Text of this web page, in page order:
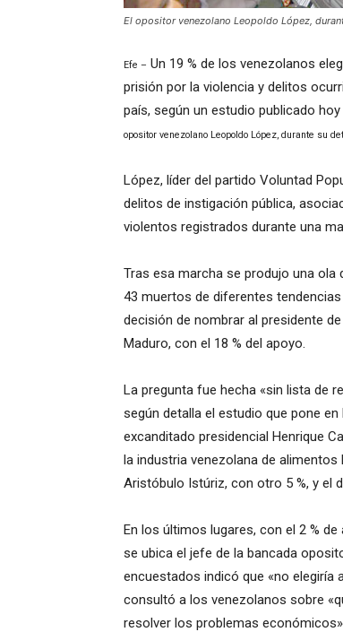
El opositor venezolano Leopoldo López,
Efe – Un 19 % de los venezolanos
prisión por la violencia y delitos
país, según un estudio publicado
opositor venezolano Leopoldo López, durante su
López, líder del partido Voluntad
delitos de instigación pública,
violentos registrados durante una
Tras esa marcha se produjo una
43 muertos de diferentes
decisión de nombrar al presidente
Maduro, con el 18 % del apoyo.
La pregunta fue hecha «sin lista de
según detalla el estudio que pone
excanditado presidencial Henrique
la industria venezolana de
Aristóbulo Istúriz, con otro 5 %, y el
En los últimos lugares, con el 2 %
se ubica el jefe de la bancada
encuestados indicó que «no elegiría
consultó a los venezolanos sobre
resolver los problemas